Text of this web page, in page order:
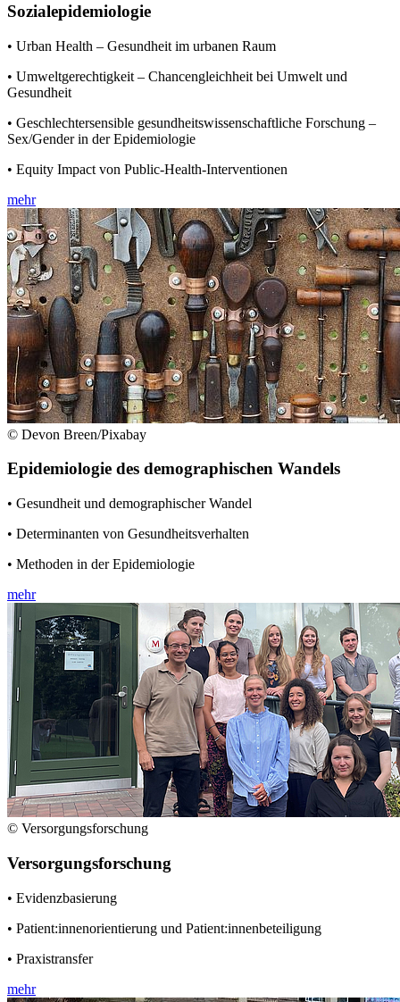
Sozialepidemiologie
• Urban Health – Gesundheit im urbanen Raum
• Umweltgerechtigkeit – Chancengleichheit bei Umwelt und
Gesundheit
• Geschlechtersensible gesundheitswissenschaftliche Forschung –
Sex/Gender in der Epidemiologie
• Equity Impact von Public-Health-Interventionen
mehr
© Devon Breen/Pixabay
Epidemiologie des demographischen Wandels
• Gesundheit und demographischer Wandel
• Determinanten von Gesundheitsverhalten
• Methoden in der Epidemiologie
mehr
© Versorgungsforschung
Versorgungsforschung
• Evidenzbasierung
• Patient:innenorientierung und Patient:innenbeteiligung
• Praxistransfer
mehr